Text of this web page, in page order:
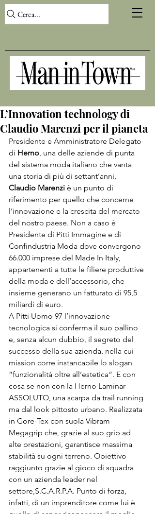
Cerca...
L’Innovation technology di
Claudio Marenzi per il pianeta
Presidente e Amministratore Delegato
di Herno, una delle aziende di punta
del sistema moda italiano che vanta
una storia di più di settant’anni,
Claudio Marenzi è un punto di
riferimento per quello che concerne
l’innovazione e la crescita del mercato
del nostro paese. Non a caso è
Presidente di Pitti Immagine e di
Confindustria Moda dove convergono
66.000 imprese del Made In Italy,
appartenenti a tutte le filiere produttive
della moda e dell’accessorio, che
insieme generano un fatturato di 95,5
miliardi di euro.
A Pitti Uomo 97 l’innovazione
tecnologica si conferma il suo pallino
e, senza alcun dubbio, il segreto del
successo della sua azienda, nella cui
mission corre instancabile lo slogan
“funzionalità oltre all’estetica”. E con
cosa se non con la Herno Laminar
ASSOLUTO, una scarpa da trail running
ma dal look pittosto urbano. Realizzata
in Gore-Tex con suola Vibram
Megagrip che, grazie al suo grip ad
alte prestazioni, garantisce massima
stabilità su ogni terreno. Obiettivo
raggiunto grazie al gioco di squadra
con un azienda leader nel
settore,S.C.A.R.P.A. Punto di forza,
infatti, di un imprenditore come lui è